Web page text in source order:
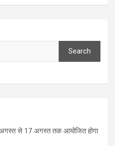
Search
से 17 अगस्त तक आयोजित होगा